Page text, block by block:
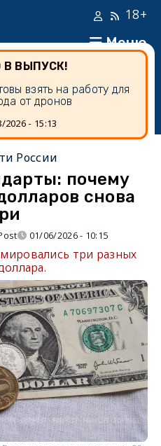
Меню
18+
В ВЫПУСК!
взять на работу для
от дронов
2026 - 15:13
России
почему
снова
01/06/2026 - 10:15
три разных